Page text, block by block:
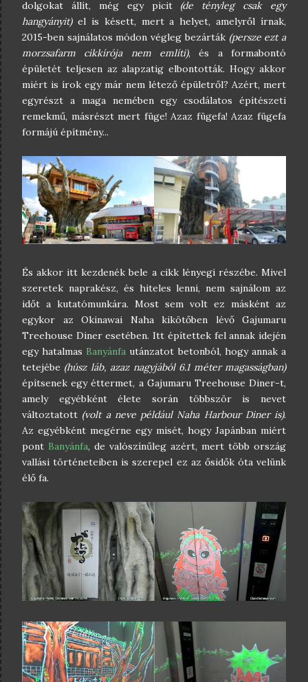
dolgokat állít, még egy picit (de tényleg csak egy
hangyányit)el is késett, mert a helyet, amelyről írnak,
2015-ben sajnálatos módon végleg bezárták (persze ezt a
morzsafarm cikkírója nem említi), és a formabontó
épületét teljesen az alapzatig elbontották. Hogy akkor
miért is írok egy már nem létező épületről? Azért, mert
egyrészt a maga nemében egy csodálatos építészeti
remekmű, másrészt mert füge! Azaz fügefa! Azaz fügefa
formájú építmény...
És akkor itt kezdenék bele a cikk lényegi részébe. Mivel
szeretek naprakész, és hiteles lenni, nem sajnálom az
időt a kutatómunkára. Most sem volt ez másként az
egykor az Okinawai Naha kikötőben lévő Gajumaru
Treehouse Diner esetében. Itt építettek fel annak idején
egy hatalmas Banyánfa utánzatot betonból, hogy annak a
tetejébe (húsz láb, azaz nagyjából 6.1 méter magasságban)
építsenek egy éttermet, a Gajumaru Treehouse Diner-t,
amely egyébként élete során többször is nevet
változtatott (volt a neve például Naha Harbour Diner is).
Az egyébként megérne egy misét, hogy Japánban miért
pont Banyánfa, de valószínűleg azért, mert több ország
vallási történeteiben is szerepel ez az ősidők óta velünk
élő fa.